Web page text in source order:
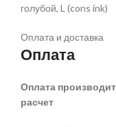
голубой, L (cons ink)
Оплата и доставка
Оплата
Оплата
расчет